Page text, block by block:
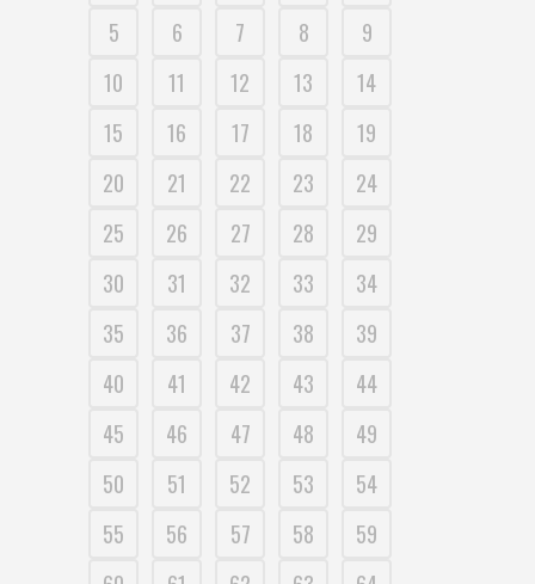
5
6 7 8
9
10
11 12 13
14
15
16 17 18
19
20
21 22 23
24
25
26 27 28
29
30
31 32 33
34
35
36 37 38
39
40
41 42 43
44
45
46 47 48
49
50
51 52 53
54
55
56 57 58
59